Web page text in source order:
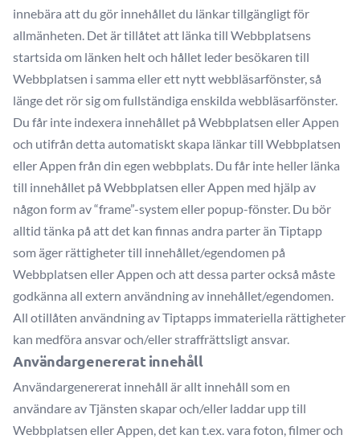
innebära att du gör innehållet du länkar tillgängligt för
allmänheten. Det är tillåtet att länka till Webbplatsens
startsida om länken helt och hållet leder besökaren till
Webbplatsen i samma eller ett nytt webbläsarfönster, så
länge det rör sig om fullständiga enskilda webbläsarfönster.
Du får inte indexera innehållet på Webbplatsen eller Appen
och utifrån detta automatiskt skapa länkar till Webbplatsen
eller Appen från din egen webbplats. Du får inte heller länka
till innehållet på Webbplatsen eller Appen med hjälp av
någon form av “frame”-system eller popup-fönster. Du bör
alltid tänka på att det kan finnas andra parter än Tiptapp
som äger rättigheter till innehållet/egendomen på
Webbplatsen eller Appen och att dessa parter också måste
godkänna all extern användning av innehållet/egendomen.
All otillåten användning av Tiptapps immateriella rättigheter
kan medföra ansvar och/eller straffrättsligt ansvar.
Användargenererat innehåll
Användargenererat innehåll är allt innehåll som en
användare av Tjänsten skapar och/eller laddar upp till
Webbplatsen eller Appen, det kan t.ex. vara foton, filmer och